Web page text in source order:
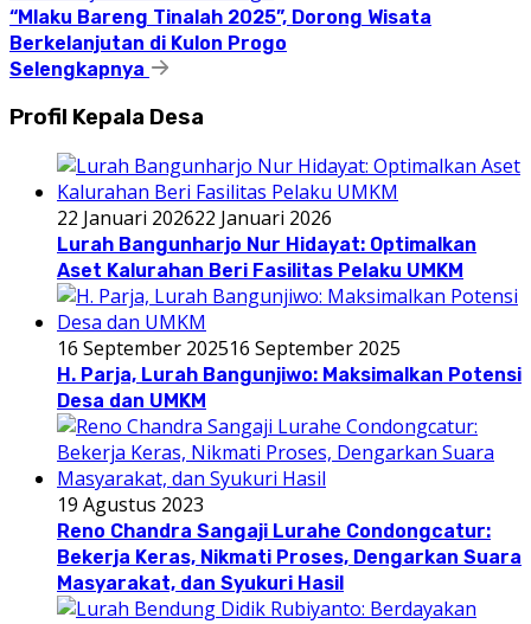
“Mlaku Bareng Tinalah 2025”, Dorong Wisata
Berkelanjutan di Kulon Progo
Selengkapnya
Profil Kepala Desa
22 Januari 202622 Januari 2026
Lurah Bangunharjo Nur Hidayat: Optimalkan
Aset Kalurahan Beri Fasilitas Pelaku UMKM
16 September 202516 September 2025
H. Parja, Lurah Bangunjiwo: Maksimalkan Potensi
Desa dan UMKM
19 Agustus 2023
Reno Chandra Sangaji Lurahe Condongcatur:
Bekerja Keras, Nikmati Proses, Dengarkan Suara
Masyarakat, dan Syukuri Hasil